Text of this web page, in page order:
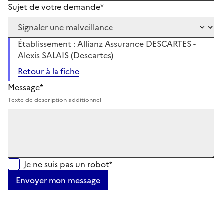
Sujet de votre demande*
Établissement : Allianz Assurance DESCARTES -
Alexis SALAIS (Descartes)
Retour à la fiche
Message*
Texte de description additionnel
Je ne suis pas un robot*
Envoyer mon message